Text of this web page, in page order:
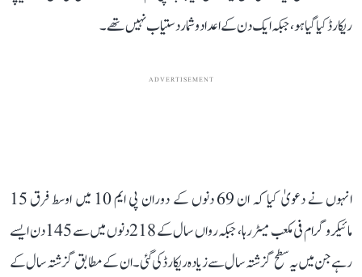
ریکارڈ کیا گیا ہو، جبکہ ایک دن کے اعداد و شمار دستیاب نہیں تھے۔
ADVERTISEMENT
انہوں نے دعویٰ کیا کہ ان 69 دنوں کے دوران پی ایم 10 میں اوسط فرق 15
مائیکروگرام فی مکعب میٹر رہا، جبکہ رواں سال کے 218 دنوں میں سے 145 دن ایسے
رہے جن میں یہ سطح گزشتہ سال سے زیادہ ریکارڈ کی گئی۔ ان کے مطابق گزشتہ سال کے